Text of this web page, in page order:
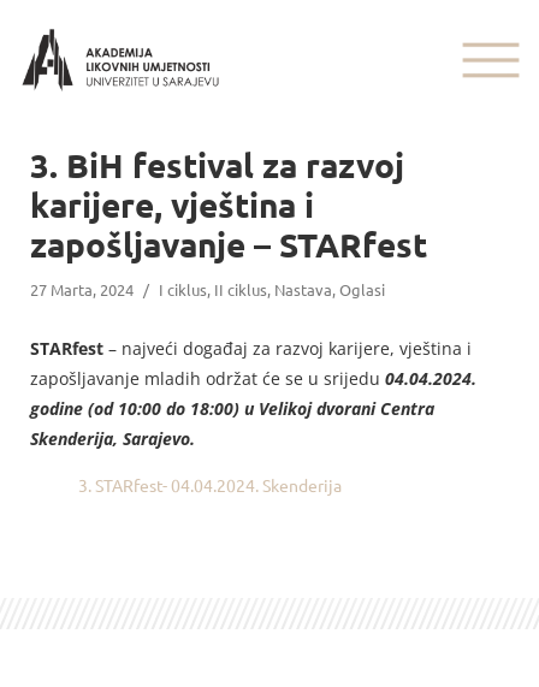
3. BiH festival za razvoj
karijere, vještina i
zapošljavanje – STARfest
27 Marta, 2024 / I ciklus, II ciklus, Nastava,Oglasi
STARfest – najveći događaj za razvoj karijere, vještina i
zapošljavanje mladih održat će se u srijedu 04.04.2024.
godine (od 10:00 do 18:00) u Velikoj dvorani Centra
Skenderija, Sarajevo.
3. STARfest- 04.04.2024. Skenderija